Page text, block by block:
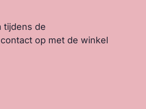
tijdens de
op met de winkel